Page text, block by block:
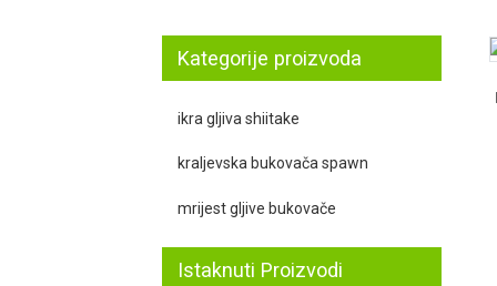
Kategorije proizvoda
ikra gljiva shiitake
kraljevska bukovača spawn
mrijest gljive bukovače
Istaknuti Proizvodi
Loading...
Loading...